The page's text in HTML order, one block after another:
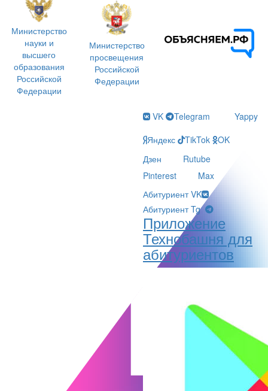
Министерство
науки и
высшего
образования
Российской
Федерации
Министерство
просвещения
Российской
Федерации
VK Telegram
Yappy
Яндекс
TikTok
OK
Дзен
Rutube
Pinterest
Max
Абитуриент VK
Абитуриент Tg
Приложение
Технобашня для
абитуриентов